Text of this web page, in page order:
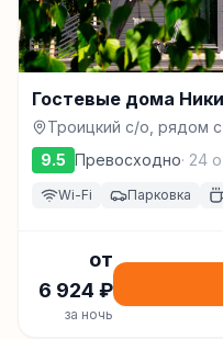
Гостевые дома
Троицкий с/о, рядом
Переславские
Переславль-Залесский
9.5 Превосходно· 24
Wi-Fi Парковка
от
6 924 ₽
за ночь